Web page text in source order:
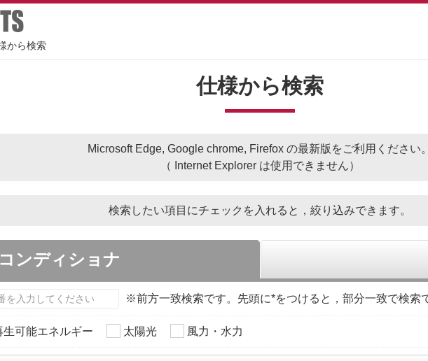
から検索
仕様から検索
Microsoft Edge, Google chrome, Firefox の最新版をご利用ください。
（ Internet Explorer は使用できません）
検索したい項目にチェックを入れると， 絞り込みできます。
ンディショナ
※前方一致検索です。先頭に*をつけると，部分一致で検索
生可能エネルギー 太陽光 風力・水力